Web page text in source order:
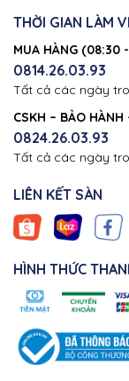
THỜI GIAN LÀM
MUA HÀNG
0814.26.03.93
Tất cả các ngày
CSKH – BẢO
0824.26.03.93
Tất cả các ngày
LIÊN KẾT SÀN
HÌNH THỨC